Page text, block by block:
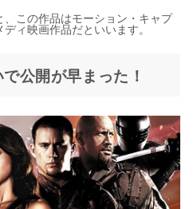
この作品はモーション・キャプ
ィ映画作品だといいます。
公開が早まった！